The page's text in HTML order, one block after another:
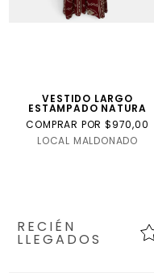
VESTIDO LARGO
ESTAMPADO NATURA
COMPRAR POR $970,00
LOCAL MALDONADO
RECIÉN
LLEGADOS